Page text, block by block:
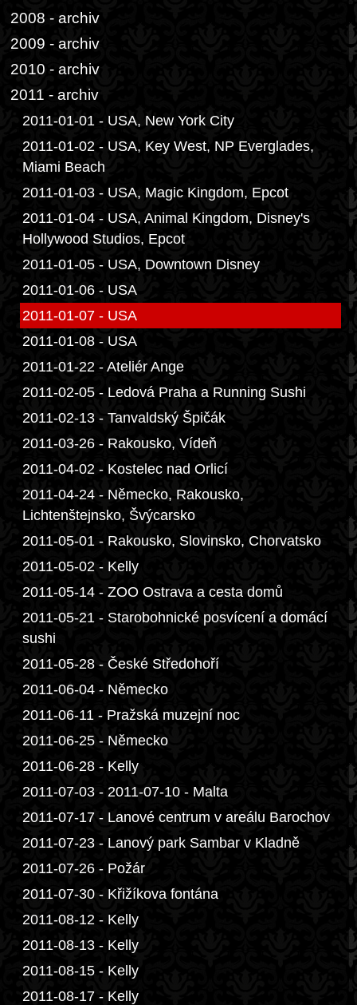
2008 - archiv
2009 - archiv
2010 - archiv
2011 - archiv
2011-01-01 - USA, New York City
2011-01-02 - USA, Key West, NP Everglades,
Miami Beach
2011-01-03 - USA, Magic Kingdom, Epcot
2011-01-04 - USA, Animal Kingdom, Disney's
Hollywood Studios, Epcot
2011-01-05 - USA, Downtown Disney
2011-01-06 - USA
2011-01-07 - USA
2011-01-08 - USA
2011-01-22 - Ateliér Ange
2011-02-05 - Ledová Praha a Running Sushi
2011-02-13 - Tanvaldský Špičák
2011-03-26 - Rakousko, Vídeň
2011-04-02 - Kostelec nad Orlicí
2011-04-24 - Německo, Rakousko,
Lichtenštejnsko, Švýcarsko
2011-05-01 - Rakousko, Slovinsko, Chorvatsko
2011-05-02 - Kelly
2011-05-14 - ZOO Ostrava a cesta domů
2011-05-21 - Starobohnické posvícení a domácí
sushi
2011-05-28 - České Středohoří
2011-06-04 - Německo
2011-06-11 - Pražská muzejní noc
2011-06-25 - Německo
2011-06-28 - Kelly
2011-07-03 - 2011-07-10 - Malta
2011-07-17 - Lanové centrum v areálu Barochov
2011-07-23 - Lanový park Sambar v Kladně
2011-07-26 - Požár
2011-07-30 - Křižíkova fontána
2011-08-12 - Kelly
2011-08-13 - Kelly
2011-08-15 - Kelly
2011-08-17 - Kelly